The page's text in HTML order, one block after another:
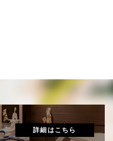
詳細はこちら